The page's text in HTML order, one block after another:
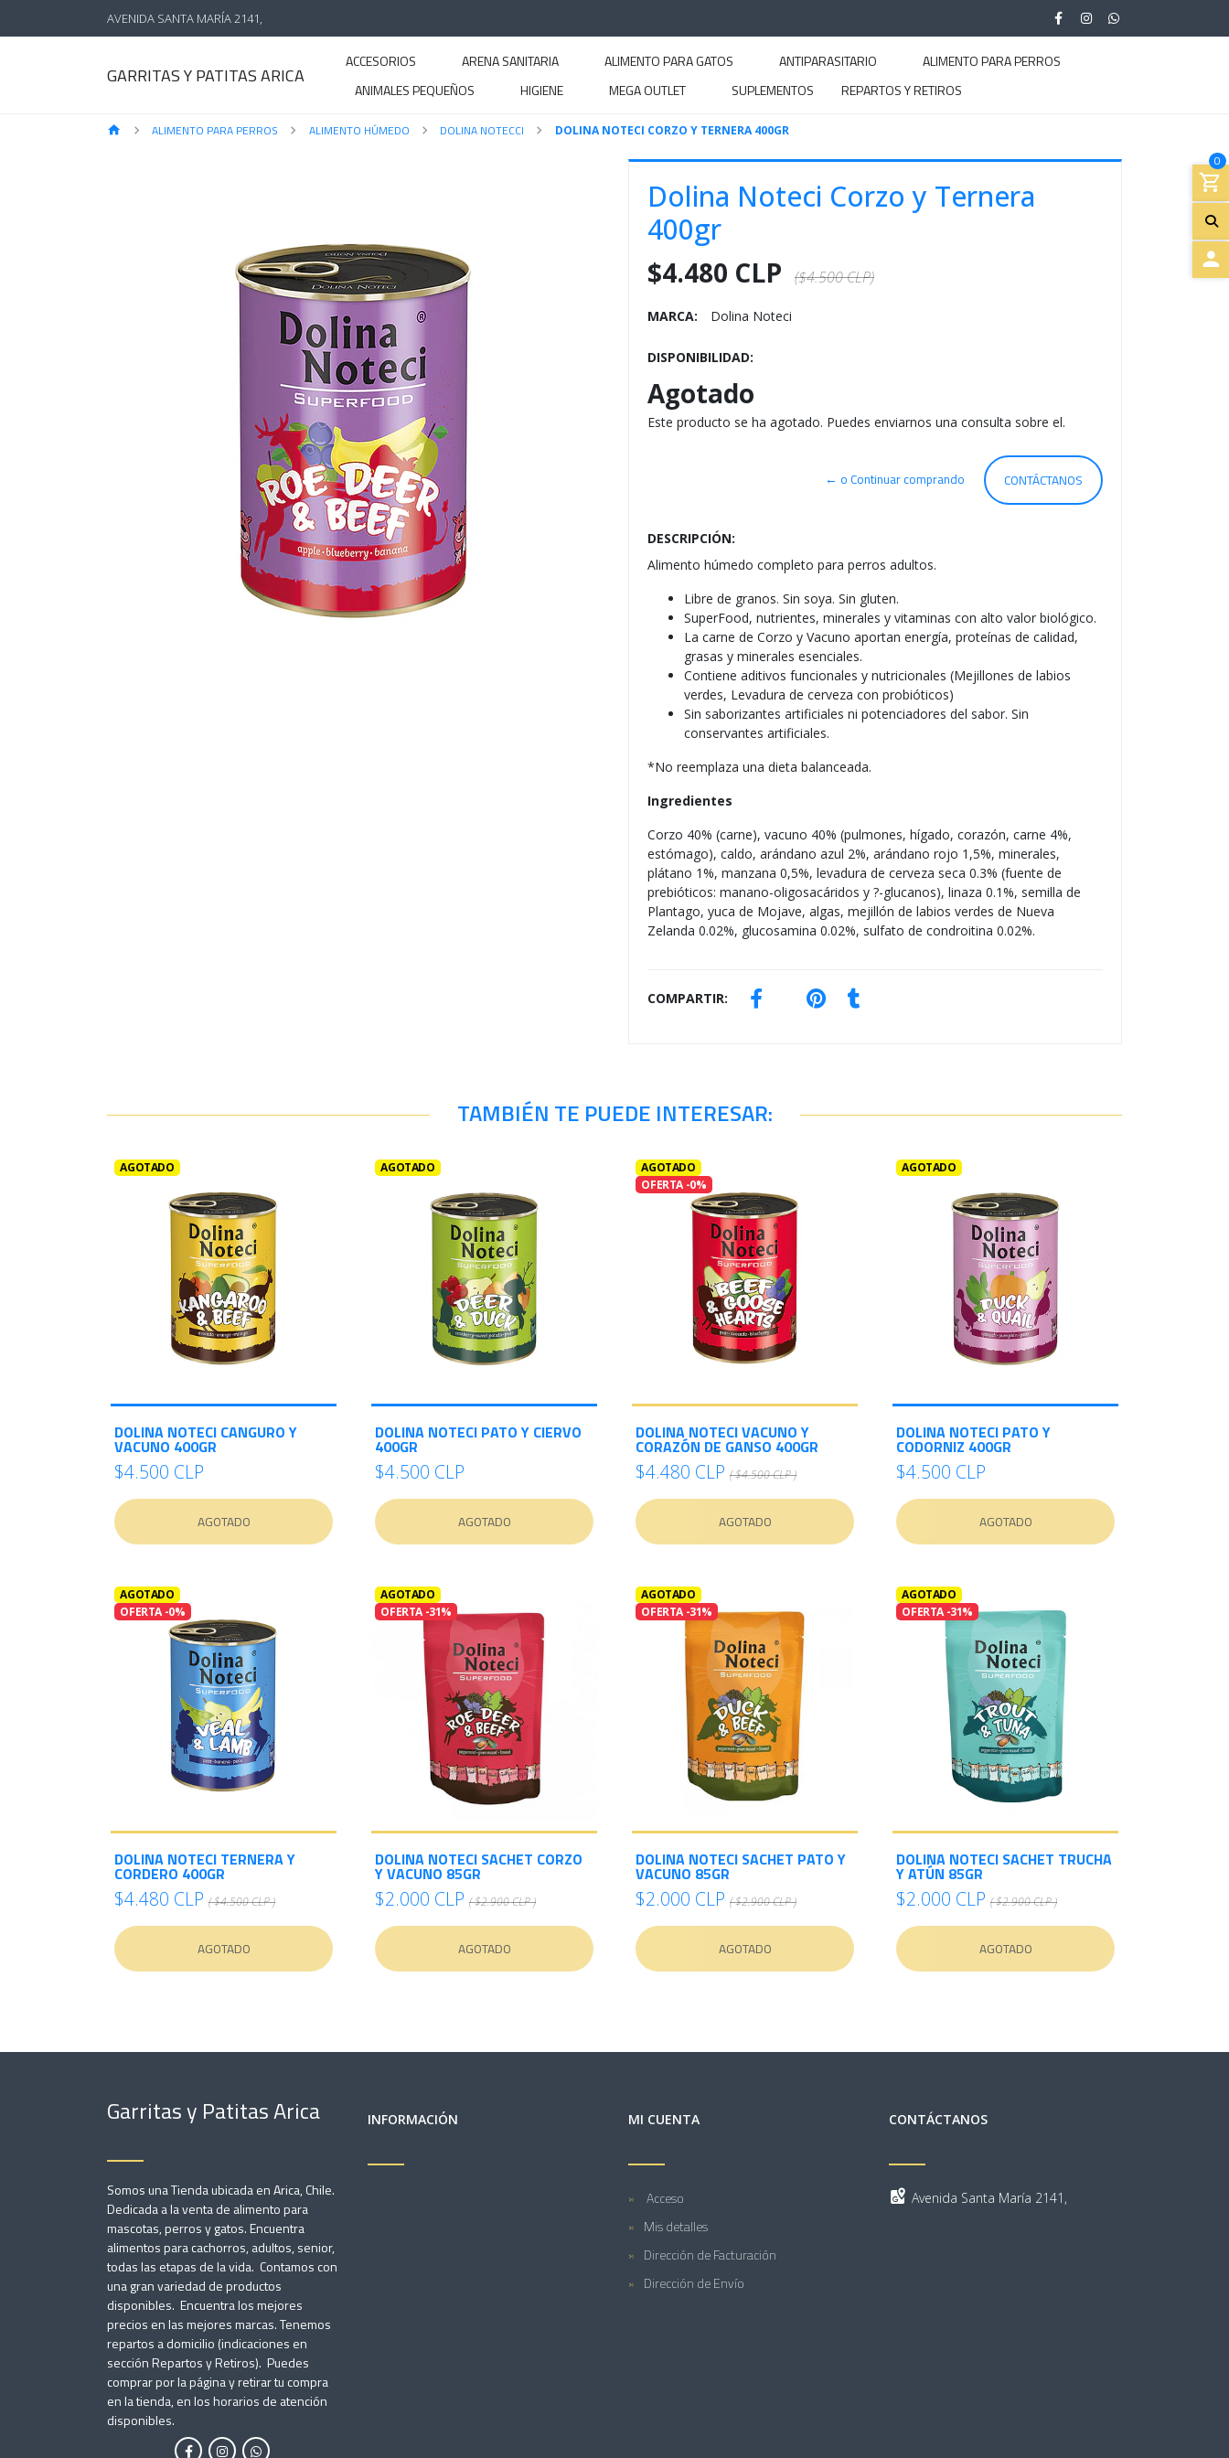
AVENIDA SANTA MARÍA 2141,
GARRITAS Y PATITAS ARICA
ACCESORIOS ARENA SANITARIA ALIMENTO PARA GATOS ANTIPARASITARIO
ALIMENTO PARA PERROS
ANIMALES PEQUEÑOS
HIGIENE MEGA OUTLET SUPLEMENTOS REPARTOS Y RETIROS
0
ALIMENTO PARA PERROS ALIMENTO HÚMEDO DOLINA NOTECCI DOLINA NOTECI CORZO Y TERNERA 400GR
Dolina Noteci Corzo y Ternera
400gr
$4.480 CLP ($4.500 CLP)
MARCA: Dolina Noteci
DISPONIBILIDAD:
Agotado
Este producto se ha agotado. Puedes enviarnos una consulta sobre el.
CONTÁCTANOS
← o Continuar comprando
DESCRIPCIÓN:
Alimento húmedo completo para perros adultos.
Libre de granos. Sin soya. Sin gluten.
SuperFood, nutrientes, minerales y vitaminas con alto valor biológico.
La carne de Corzo y Vacuno aportan energía, proteínas de calidad,
grasas y minerales esenciales.
Contiene aditivos funcionales y nutricionales (Mejillones de labios
verdes, Levadura de cerveza con probióticos)
Sin saborizantes artificiales ni potenciadores del sabor. Sin
conservantes artificiales.
*No reemplaza una dieta balanceada.
Ingredientes
Corzo 40% (carne), vacuno 40% (pulmones, hígado, corazón, carne 4%,
estómago), caldo, arándano azul 2%, arándano rojo 1,5%, minerales,
plátano 1%, manzana 0,5%, levadura de cerveza seca 0.3% (fuente de
prebióticos: manano-oligosacáridos y ?-glucanos), linaza 0.1%, semilla de
Plantago, yuca de Mojave, algas, mejillón de labios verdes de Nueva
Zelanda 0.02%, glucosamina 0.02%, sulfato de condroitina 0.02%.
COMPARTIR:
TAMBIÉN TE PUEDE INTERESAR:
AGOTADO
DOLINA NOTECI CANGURO Y
VACUNO 400GR
$4.500 CLP
AGOTADO
AGOTADO
DOLINA NOTECI PATO Y CIERVO
400GR
$4.500 CLP
AGOTADO
AGOTADO
OFERTA -0%
DOLINA NOTECI VACUNO Y
CORAZÓN DE GANSO 400GR
$4.480 CLP ( $4.500 CLP )
AGOTADO
AGOTADO
DOLINA NOTECI PATO Y
CODORNIZ 400GR
$4.500 CLP
AGOTADO
AGOTADO
OFERTA -0%
DOLINA NOTECI TERNERA Y
CORDERO 400GR
$4.480 CLP ( $4.500 CLP )
AGOTADO
AGOTADO
OFERTA -31%
DOLINA NOTECI SACHET CORZO
Y VACUNO 85GR
$2.000 CLP ( $2.900 CLP )
AGOTADO
AGOTADO
OFERTA -31%
DOLINA NOTECI SACHET PATO Y
VACUNO 85GR
$2.000 CLP ( $2.900 CLP )
AGOTADO
AGOTADO
OFERTA -31%
DOLINA NOTECI SACHET TRUCHA
Y ATÚN 85GR
$2.000 CLP ( $2.900 CLP )
AGOTADO
Garritas y Patitas Arica
Somos una Tienda ubicada en Arica, Chile.
Dedicada a la venta de alimento para
mascotas, perros y gatos. Encuentra
alimentos para cachorros, adultos, senior,
todas las etapas de la vida. Contamos con
una gran variedad de productos
disponibles. Encuentra los mejores
precios en las mejores marcas. Tenemos
repartos a domicilio (indicaciones en
sección Repartos y Retiros). Puedes
comprar por la página y retirar tu compra
en la tienda, en los horarios de atención
disponibles.
INFORMACIÓN MI CUENTA
Acceso
Mis detalles
Dirección de Facturación
Dirección de Envío
CONTÁCTANOS
Avenida Santa María 2141,